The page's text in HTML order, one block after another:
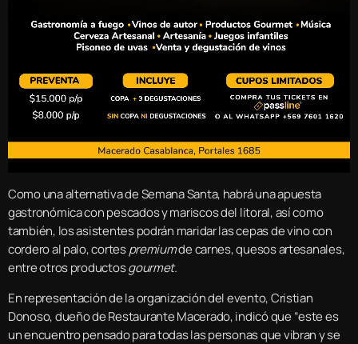
Como una alternativa de Semana Santa, habrá una apuesta
gastronómica con pescados y mariscos del litoral, así como
también, los asistentes podrán maridar las cepas de vino con
cordero al palo, cortespremiumde carnes, quesos artesanales,
entre otros productosgourmet.
En representación de la organización del evento, Cristian
Donoso, dueño de Restaurante Macerado, indicó que “este es
un encuentro pensado para todas las personas que vibran y se